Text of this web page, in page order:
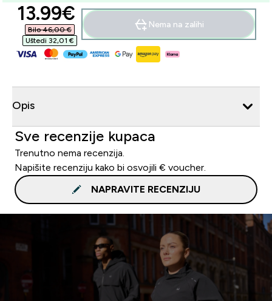
discounted price
13.99€‎
Bilo 46,00 €‎
Uštedi 32,01 €‎
Nema na zalihi
Opis
Sve recenzije kupaca
Trenutno nema recenzija.
Napišite recenziju kako bi osvojili € voucher.
NAPRAVITE RECENZIJU